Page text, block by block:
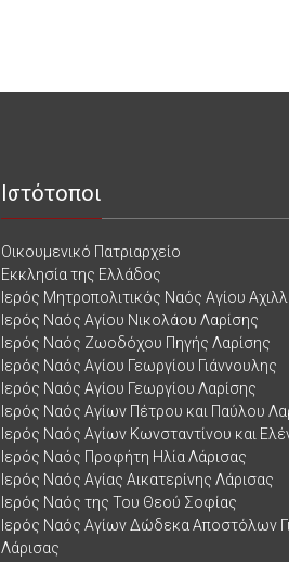
Ιστότοποι
Οικουμενικό Πατριαρχείο
Εκκλησία της Ελλάδος
Ιερός Μητροπολιτικός Ναός Αγίου
Ιερός Ναός Αγίου Νικολάου Λαρίσης
Ιερός Ναός Ζωοδόχου Πηγής Λαρίσης
Ιερός Ναός Αγίου Γεωργίου Γιάννουλης
Ιερός Ναός Αγίου Γεωργίου Λαρίσης
Ιερός Ναός Αγίων Πέτρου και Παύλου
Ιερός Ναός Αγίων Κωνσταντίνου και
Ιερός Ναός Προφήτη Ηλία Λάρισας
Ιερός Ναός Αγίας Αικατερίνης Λάρισας
Ιερός Ναός της Του Θεού Σοφίας
Ιερός Ναός Αγίων Δώδεκα Αποστόλων
Λάρισας